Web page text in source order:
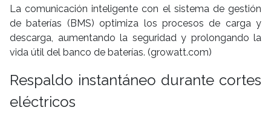
La comunicación inteligente con el sistema de gestión
de baterías (BMS) optimiza los procesos de carga y
descarga, aumentando la seguridad y prolongando la
vida útil del banco de baterías. (growatt.com)
Respaldo instantáneo durante cortes
eléctricos